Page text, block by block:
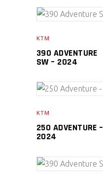
KTM
390 ADVENTURE
SW – 2024
KTM
250 ADVENTURE –
2024